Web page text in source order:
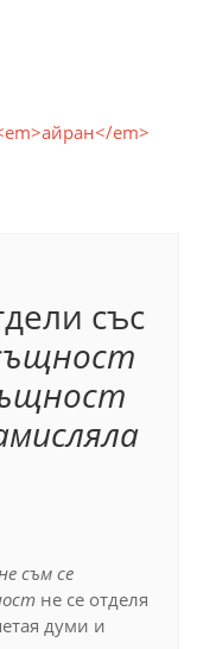
em>
със
съм се
не се отделя
думи и